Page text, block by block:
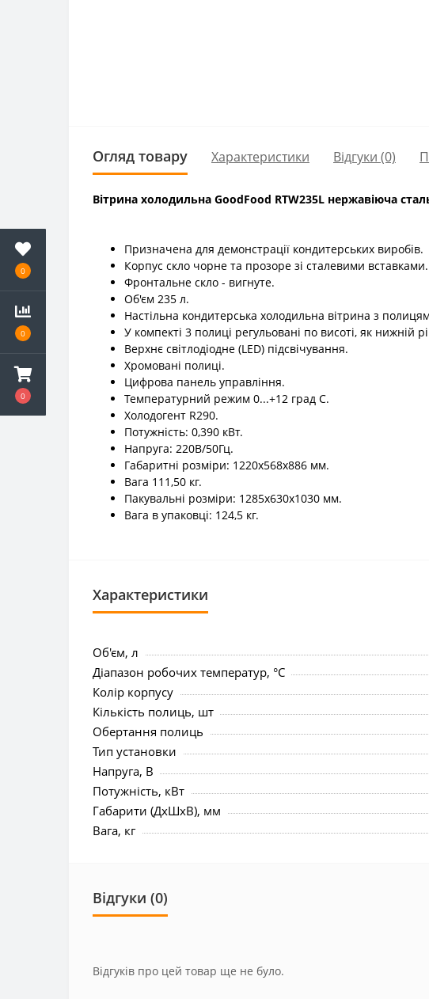
0
0
0
Огляд товару Характеристики Відгуки (0)
Вітрина холодильна GoodFood RTW235L нержавіюча
Призначена для демонстрації кондитерських виробів.
Корпус скло чорне та прозоре зі сталевими вставками.
Фронтальне скло - вигнуте.
Об'єм 235 л.
Настільна кондитерська холодильна вітрина з
У компекті 3 полиці регульовані по висоті, як нижній
Верхнє світлодіодне (LED) підсвічування.
Хромовані полиці.
Цифрова панель управління.
Температурний режим 0...+12 град С.
Холодогент R290.
Потужність: 0,390 кВт.
Напруга: 220В/50Гц.
Габаритні розміри: 1220x568x886 мм.
Вага 111,50 кг.
Пакувальні розміри: 1285х630х1030 мм.
Вага в упаковці: 124,5 кг.
Характеристики
Об'єм, л
Діапазон робочих температур, °C
Колір корпусу
Кількість полиць, шт
Обертання полиць
Тип установки
Напруга, В
Потужність, кВт
Габарити (ДхШхВ), мм
Вага, кг
Відгуки (0)
Відгуків про цей товар ще не було.